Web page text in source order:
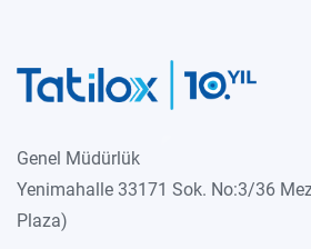
Genel Müdürlük
Yenimahalle 33171 Sok. No:3/36
Plaza)